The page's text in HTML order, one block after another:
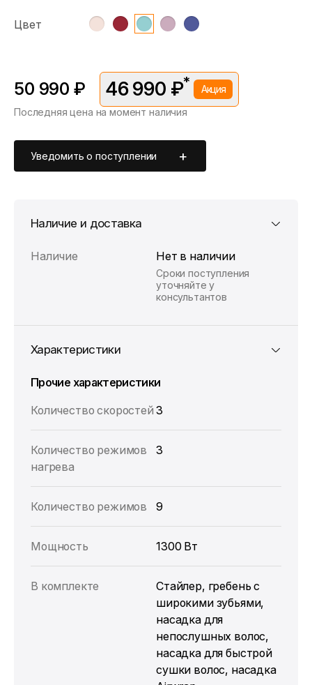
Цвет
50 990 ₽ 46 990 ₽* Акция
*Скидка предоставляется в рамках временной акции.
Последняя цена на момент наличия
Уведомить о поступлении
Наличие и доставка
Наличие Нет в наличии
Сроки поступления
уточняйте у
консультантов
Характеристики
Прочие характеристики
Количество скоростей 3
Количество режимов
нагрева
3
Количество режимов 9
Мощность 1300 Вт
В комплекте
Стайлер, гребень с
широкими зубьями,
насадка для
непослушных волос,
насадка для быстрой
сушки волос, насадка